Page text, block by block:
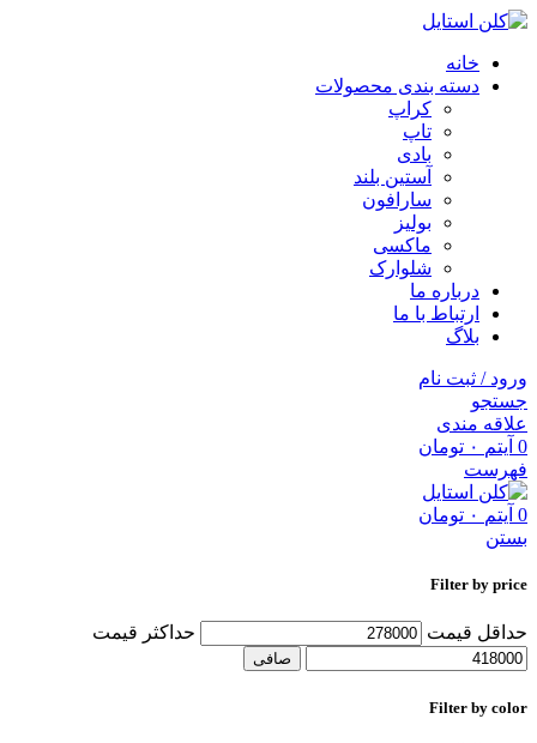
خانه
دسته بندی محصولات
کراپ
تاپ
بادی
آستین بلند
سارافون
بولیز
ماکسی
شلوارک
درباره ما
ارتباط با ما
بلاگ
ورود / ثبت نام
جستجو
علاقه مندی
0 آیتم ۰ تومان
فهرست
0 آیتم ۰ تومان
بستن
Filter by price
حداقل قیمت حداكثر قيمت
صافی
Filter by color